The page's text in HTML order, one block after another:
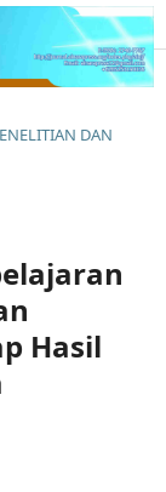
DAN
Hasil